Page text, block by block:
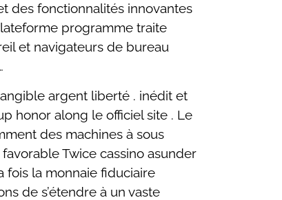
des fonctionnalités innovantes
programme traite
et navigateurs de bureau
argent liberté . inédit et
honor along le officiel site . Le
des machines à sous
Twice cassino asunder
la monnaie fiduciaire
de s’étendre à un vaste